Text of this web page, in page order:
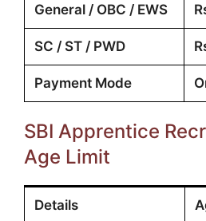
General / OBC / EWS
SC / ST / PWD
Payment Mode
SBI Apprentice
Age Limit
Details